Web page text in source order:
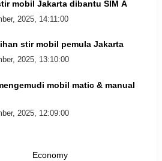
mobil Jakarta dibantu SIM A
2025, 14:11:00
stir mobil pemula Jakarta
2025, 13:10:00
mobil matic & manual
2025, 12:09:00
Economy